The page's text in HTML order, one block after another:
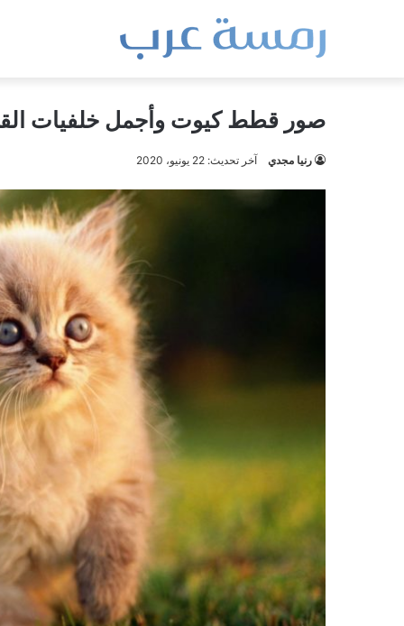
صور قطط كيوت وأجمل خلفيات
رنيا مجدي آخر تحديث: 22 يونيو، 2020